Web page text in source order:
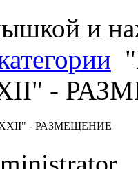
и
-
- РАЗМЕЩЕНИЕ